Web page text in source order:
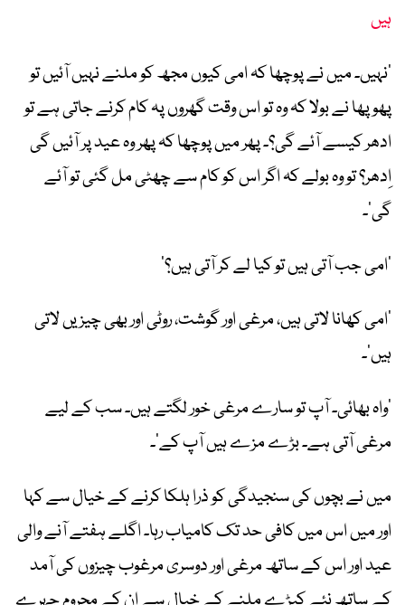
ہیں
’نہیں۔ میں نے پوچھا کہ امی کیوں مجھ کو ملنے نہیں آئیں تو
پھوپھا نے بولا کہ وہ تو اس وقت گھروں پہ کام کرنے جاتی ہے تو
ادھر کیسے آئے گی؟۔ پھر میں پوچھا کہ پھر وہ عید پر آئیں گی
اِدھر؟ تو وہ بولے کہ اگر اس کو کام سے چھٹی مل گئی تو آئے
گی‘۔
’امی جب آتی ہیں تو کیا لے کر آتی ہیں؟‘
’امی کھانا لاتی ہیں، مرغی اور گوشت، روٹی اور بھی چیزیں لاتی
ہیں‘۔
’واہ بھائی۔ آپ تو سارے مرغی خور لگتے ہیں۔ سب کے لیے
مرغی آتی ہے۔ بڑے مزے ہیں آپ کے‘۔
میں نے بچوں کی سنجیدگی کو ذرا ہلکا کرنے کے خیال سے کہا
اور میں اس میں کافی حد تک کامیاب رہا۔ اگلے ہفتے آنے والی
عید اور اس کے ساتھ مرغی اور دوسری مرغوب چیزوں کی آمد